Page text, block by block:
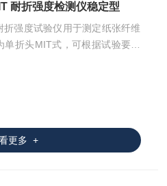
耐折强度检测仪稳定型
强度试验仪用于测定纸张纤维
折头MIT式，可根据试验要求
膜以及复合材料的耐折强度测
、通信设备线材制造业以及相
更多 +